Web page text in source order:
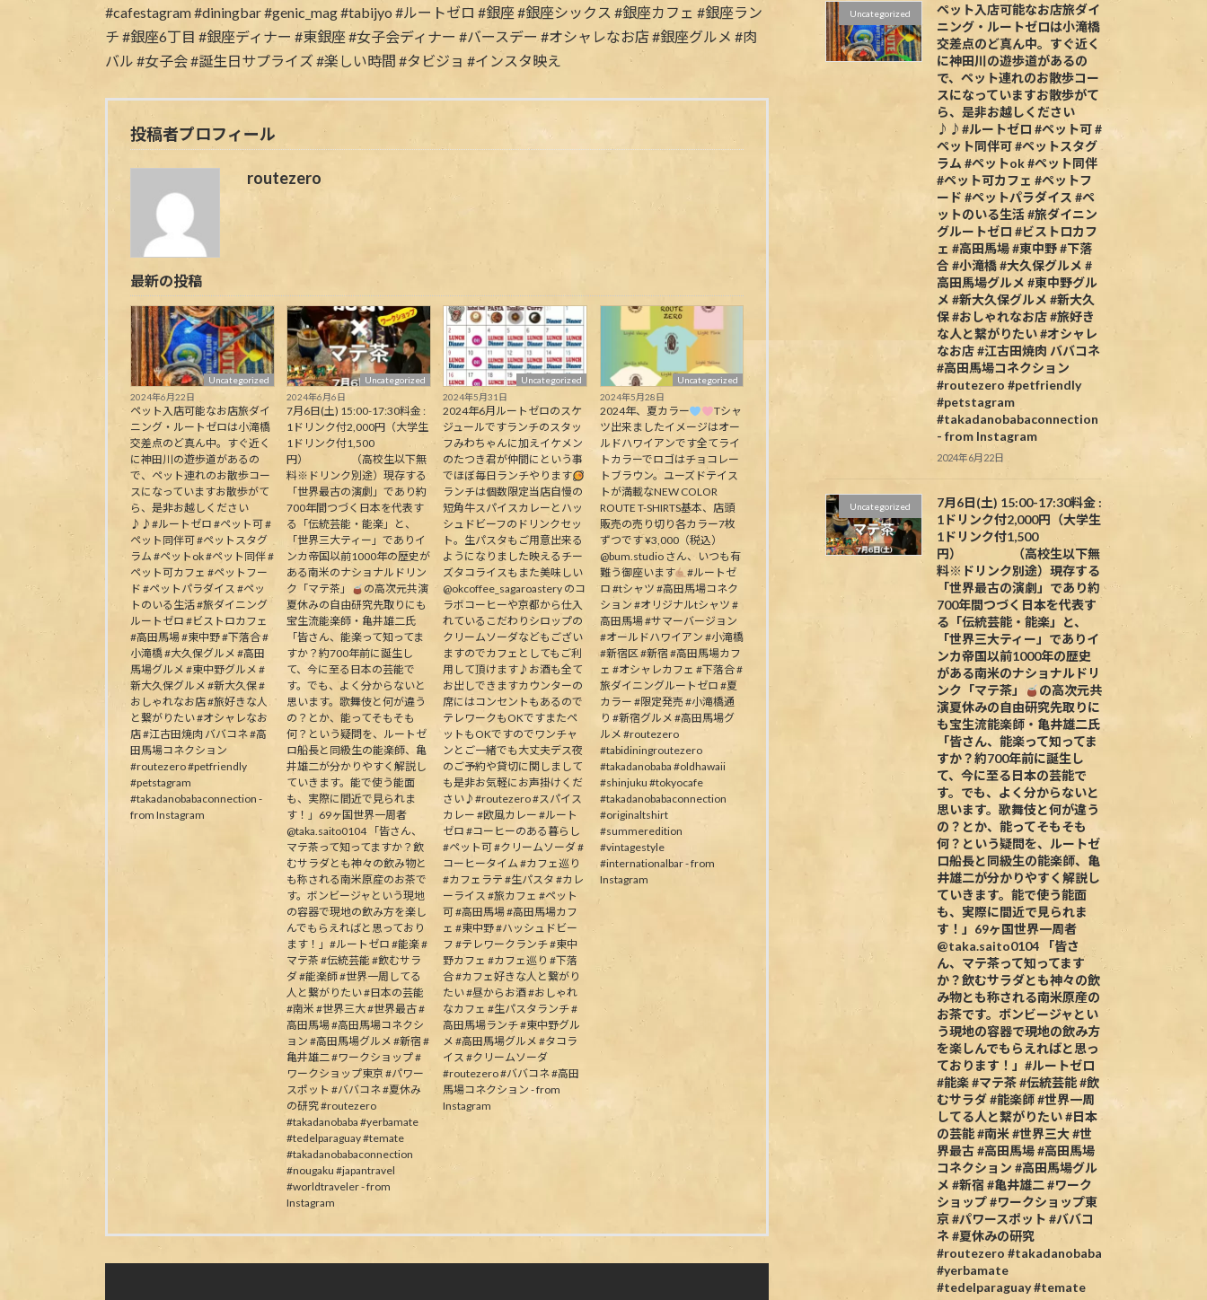
投稿者プロフィール
routezero
最新の投稿
Uncategorized
2024年6月22日
ペット入店可能なお店旅ダイ
ニング・ルートゼロは小滝橋
交差点のど真ん中。すぐ近く
に神田川の遊歩道があるの
で、ペット連れのお散歩コー
スになっていますお散歩がて
ら、是非お越しください
♪♪#ルートゼロ #ペット可 #
ペット同伴可 #ペットスタグ
ラム #ペットok #ペット同伴 #
ペット可カフェ #ペットフー
ド #ペットパラダイス #ペッ
トのいる生活 #旅ダイニング
ルートゼロ #ビストロカフェ
#高田馬場 #東中野 #下落合 #
小滝橋 #大久保グルメ #高田
馬場グルメ #東中野グルメ #
新大久保グルメ #新大久保 #
おしゃれなお店 #旅好きな人
と繋がりたい #オシャレなお
店 #江古田焼肉 ババコネ #高
田馬場コネクション
#routezero #petfriendly
#petstagram
#takadanobabaconnection -
from Instagram
Uncategorized
2024年6月6日
7月6日(土) 15:00-17:30料金 :
1ドリンク付2,000円（大学生
1ドリンク付1,500
円） （高校生以下無
料※ドリンク別途）現存する
「世界最古の演劇」であり約
700年間つづく日本を代表す
る「伝統芸能・能楽」と、
「世界三大ティー」でありイ
ンカ帝国以前1000年の歴史が
ある南米のナショナルドリン
ク「マテ茶」
の高次元共演
夏休みの自由研究先取りにも
宝生流能楽師・亀井雄二氏
「皆さん、能楽って知ってま
すか？約700年前に誕生し
て、今に至る日本の芸能で
す。でも、よく分からないと
思います。歌舞伎と何が違う
の？とか、能ってそもそも
何？という疑問を、ルートゼ
ロ船長と同級生の能楽師、亀
井雄二が分かりやすく解説し
ていきます。能で使う能面
も、実際に間近で見られま
す！」69ヶ国世界一周者
@taka.saito0104 「皆さん、
マテ茶って知ってますか？飲
むサラダとも神々の飲み物と
も称される南米原産のお茶で
す。ボンビージャという現地
の容器で現地の飲み方を楽し
んでもらえればと思っており
ます！」#ルートゼロ #能楽 #
マテ茶 #伝統芸能 #飲むサラ
ダ #能楽師 #世界一周してる
人と繋がりたい #日本の芸能
#南米 #世界三大 #世界最古 #
高田馬場 #高田馬場コネクシ
ョン #高田馬場グルメ #新宿 #
亀井雄二 #ワークショップ #
ワークショップ東京 #パワー
スポット #ババコネ #夏休み
の研究 #routezero
#takadanobaba #yerbamate
#tedelparaguay #temate
#takadanobabaconnection
#nougaku #japantravel
#worldtraveler - from
Instagram
Uncategorized
2024年5月31日
2024年6月ルートゼロのスケ
ジュールですランチのスタッ
フみわちゃんに加えイケメン
のたつき君が仲間にという事
でほぼ毎日ランチやります
ランチは個数限定当店自慢の
短角牛スパイスカレーとハッ
シュドビーフのドリンクセッ
ト。生パスタもご用意出来る
ようになりました映えるチー
ズタコライスもまた美味しい
@okcoffee_sagaroastery のコ
ラボコーヒーや京都から仕入
れているこだわりシロップの
クリームソーダなどもござい
ますのでカフェとしてもご利
用して頂けます♪お酒も全て
お出しできますカウンターの
席にはコンセントもあるので
テレワークもOKですまたペ
ットもOKですのでワンチャ
ンとご一緒でも大丈夫デス夜
のご予約や貸切に関しまして
も是非お気軽にお声掛けくだ
さい♪#routezero #スパイス
カレー #欧風カレー #ルート
ゼロ #コーヒーのある暮らし
#ペット可 #クリームソーダ #
コーヒータイム #カフェ巡り
#カフェラテ #生パスタ #カレ
ーライス #旅カフェ #ペット
可 #高田馬場 #高田馬場カフ
ェ #東中野 #ハッシュドビー
フ #テレワークランチ #東中
野カフェ #カフェ巡り #下落
合 #カフェ好きな人と繋がり
たい #昼からお酒 #おしゃれ
なカフェ #生パスタランチ #
高田馬場ランチ #東中野グル
メ #高田馬場グルメ #タコラ
イス #クリームソーダ
#routezero #ババコネ #高田
馬場コネクション - from
Instagram
Uncategorized
2024年5月28日
2024年、夏カラー
Tシャ
ツ出来ましたイメージはオー
ルドハワイアンです全てライ
トカラーでロゴはチョコレー
トブラウン。ユーズドテイス
トが満載なNEW COLOR
ROUTE T-SHIRTS基本、店頭
販売の売り切り各カラー7枚
ずつです ¥3,000（税込）
@bum.studio さん、いつも有
難う御座います
#ルートゼ
ロ #tシャツ #高田馬場コネク
ション #オリジナルtシャツ #
高田馬場 #サマーバージョン
#オールドハワイアン #小滝橋
#新宿区 #新宿 #高田馬場カフ
ェ #オシャレカフェ #下落合 #
旅ダイニングルートゼロ #夏
カラー #限定発売 #小滝橋通
り #新宿グルメ #高田馬場グ
ルメ #routezero
#tabidiningroutezero
#takadanobaba #oldhawaii
#shinjuku #tokyocafe
#takadanobabaconnection
#originaltshirt
#summeredition
#vintagestyle
#internationalbar - from
Instagram
Uncategorized
ペット入店可能なお店旅ダイ
ニング・ルートゼロは小滝橋
交差点のど真ん中。すぐ近く
に神田川の遊歩道があるの
で、ペット連れのお散歩コー
スになっていますお散歩がて
ら、是非お越しください
♪♪#ルートゼロ #ペット可 #
ペット同伴可 #ペットスタグ
ラム #ペットok #ペット同伴
#ペット可カフェ #ペットフ
ード #ペットパラダイス #ペ
ットのいる生活 #旅ダイニン
グルートゼロ #ビストロカフ
ェ #高田馬場 #東中野 #下落
合 #小滝橋 #大久保グルメ #
高田馬場グルメ #東中野グル
メ #新大久保グルメ #新大久
保 #おしゃれなお店 #旅好き
な人と繋がりたい #オシャレ
なお店 #江古田焼肉 ババコネ
#高田馬場コネクション
#routezero #petfriendly
#petstagram
#takadanobabaconnection
- from Instagram
2024年6月22日
Uncategorized
7月6日(土) 15:00-17:30料金 :
1ドリンク付2,000円（大学生
1ドリンク付1,500
円） （高校生以下無
料※ドリンク別途）現存する
「世界最古の演劇」であり約
700年間つづく日本を代表す
る「伝統芸能・能楽」と、
「世界三大ティー」でありイ
ンカ帝国以前1000年の歴史
がある南米のナショナルドリ
ンク「マテ茶」
の高次元共
演夏休みの自由研究先取りに
も宝生流能楽師・亀井雄二氏
「皆さん、能楽って知ってま
すか？約700年前に誕生し
て、今に至る日本の芸能で
す。でも、よく分からないと
思います。歌舞伎と何が違う
の？とか、能ってそもそも
何？という疑問を、ルートゼ
ロ船長と同級生の能楽師、亀
井雄二が分かりやすく解説し
ていきます。能で使う能面
も、実際に間近で見られま
す！」69ヶ国世界一周者
@taka.saito0104 「皆さ
ん、マテ茶って知ってます
か？飲むサラダとも神々の飲
み物とも称される南米原産の
お茶です。ボンビージャとい
う現地の容器で現地の飲み方
を楽しんでもらえればと思っ
ております！」#ルートゼロ
#能楽 #マテ茶 #伝統芸能 #飲
むサラダ #能楽師 #世界一周
してる人と繋がりたい #日本
の芸能 #南米 #世界三大 #世
界最古 #高田馬場 #高田馬場
コネクション #高田馬場グル
メ #新宿 #亀井雄二 #ワーク
ショップ #ワークショップ東
京 #パワースポット #ババコ
ネ #夏休みの研究
#routezero #takadanobaba
#yerbamate
#tedelparaguay #temate